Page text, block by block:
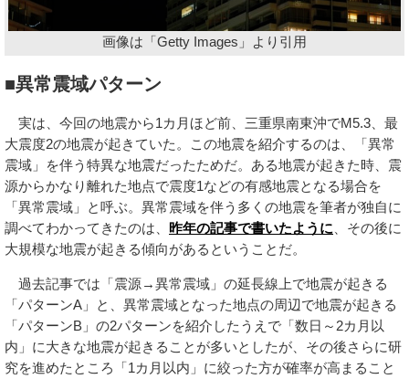
画像は「Getty Images」より引用
■異常震域パターン
実は、今回の地震から1カ月ほど前、三重県南東沖でM5.3、最
大震度2の地震が起きていた。この地震を紹介するのは、「異常
震域」を伴う特異な地震だったためだ。ある地震が起きた時、震
源からかなり離れた地点で震度1などの有感地震となる場合を
「異常震域」と呼ぶ。異常震域を伴う多くの地震を筆者が独自に
調べてわかってきたのは、 昨年の記事で書いたように 、その後に
大規模な地震が起きる傾向があるということだ。
過去記事では「震源→異常震域」の延長線上で地震が起きる
「パターンA」と、異常震域となった地点の周辺で地震が起きる
「パターンB」の2パターンを紹介したうえで「数日～2カ月以
内」に大きな地震が起きることが多いとしたが、その後さらに研
究を進めたところ「1カ月以内」に絞った方が確率が高まること